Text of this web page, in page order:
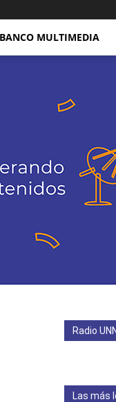
BANCO MULTIMEDIA
Radio
Las más